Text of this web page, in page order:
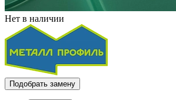
Нет в наличии
Подобрать замену